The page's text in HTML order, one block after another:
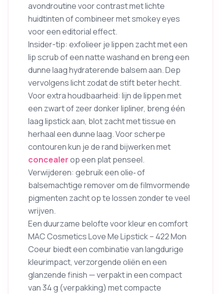
avondroutine voor contrast met lichte
huidtinten of combineer met smokey eyes
voor een editorial effect.
Insider-tip: exfolieer je lippen zacht met een
lip scrub of een natte washand en breng een
dunne laag hydraterende balsem aan. Dep
vervolgens licht zodat de stift beter hecht.
Voor extra houdbaarheid: lijn de lippen met
een zwart of zeer donker lipliner, breng één
laag lipstick aan, blot zacht met tissue en
herhaal een dunne laag. Voor scherpe
contouren kun je de rand bijwerken met
concealerop een plat penseel.
Verwijderen: gebruik een olie‑ of
balsemachtige remover om de filmvormende
pigmenten zacht op te lossen zonder te veel
wrijven.
Een duurzame belofte voor kleur en comfort
MAC Cosmetics Love Me Lipstick – 422 Mon
Coeur biedt een combinatie van langdurige
kleurimpact, verzorgende oliën en een
glanzende finish — verpakt in een compact
van 34 g (verpakking) met compacte